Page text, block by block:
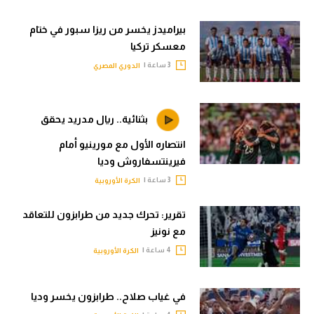
بيراميدز يخسر من ريزا سبور في ختام
معسكر تركيا
الدوري المصري
بثنائية.. ريال مدريد يحقق
انتصاره الأول مع مورينيو أمام
فيرينتسفاروش وديا
الكرة الأوروبية
تقرير: تحرك جديد من طرابزون للتعاقد
مع نونيز
الكرة الأوروبية
في غياب صلاح.. طرابزون يخسر وديا